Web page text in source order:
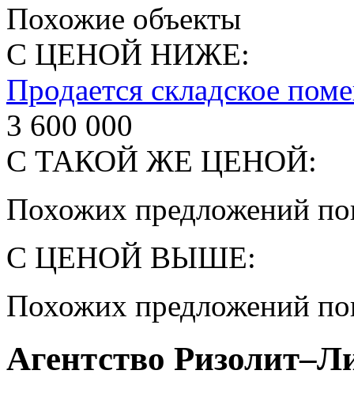
Похожие объекты
С ЦЕНОЙ НИЖЕ:
Продается складское
3 600 000
С ТАКОЙ ЖЕ ЦЕНОЙ:
Похожих предложений
С ЦЕНОЙ ВЫШЕ:
Похожих предложений
Агентство